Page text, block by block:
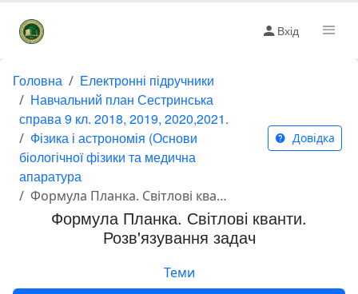
Вхід
Головна
Електронні підручники
Навчальний план Сестринська
справа 9 кл. 2018, 2019, 2020,2021.
Фізика і астрономія (Основи
біологічної фізики та медична
апаратура
Формула Планка. Світлові кванти. Розв'язування задач
Довідка
Формула Планка. Світлові кванти.
Розв'язування задач
Теми